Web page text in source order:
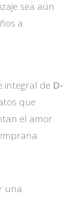
sea aún
a
integral de D-
que
el amor
una